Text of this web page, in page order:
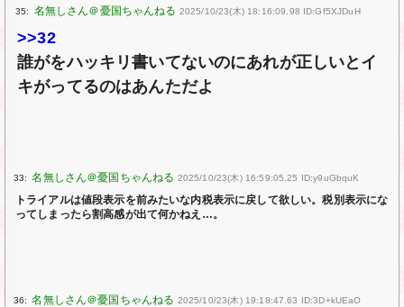
35: 2025/10/23(木) 18:16:09.98 ID:Gf5XJDuH
>>32
誰がをハッキリ書いてないのにあれが正しいとイ
キがってるのはあんただよ
33: 2025/10/23(木) 16:59:05.25 ID:y9uGbquK
トライアルは値段表示を前みたいな内税表示に戻して欲しい。税別表示にな
ってしまったら割高感が出て何かねえ…。
36: 2025/10/23(木) 19:18:47.63 ID:3D+kUEaO